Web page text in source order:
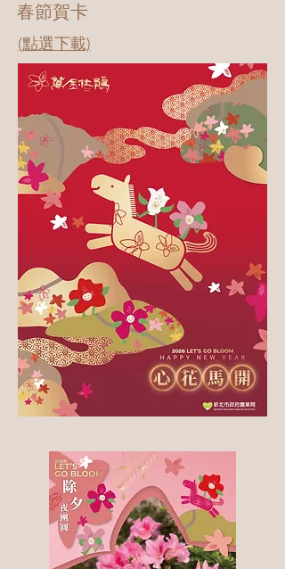
春節賀卡
​(點選下載)